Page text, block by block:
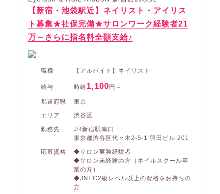
【新宿・池袋駅近】ネイリスト・アイリス
ト募集★社保完備★サロンワーク経験者21
万～さらに指名料全額支給♪
職種 【アルバイト】ネイリスト
給与 時給1,100 円～
都道府県
東京
エリア
渋谷区
勤務先
JR新宿駅南口
東京都渋谷区代々木2-5-1 羽田ビル 201
応募資格
◆サロン実務経験者
◆サロン未経験の方（ネイルスクール卒
業の方）
◆JNEC2級レベル以上の資格をお持ちの
方